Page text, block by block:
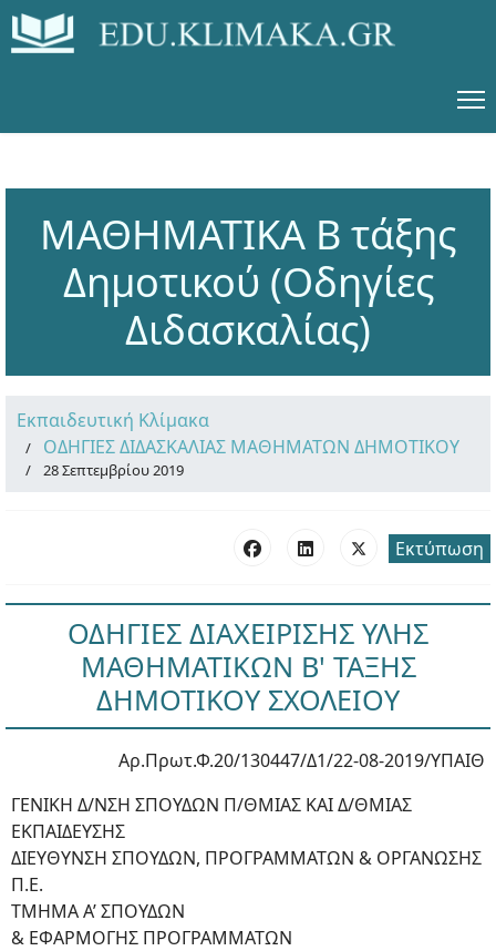
ΜΑΘΗΜΑΤΙΚΑ Β τάξης
Δημοτικού (Οδηγίες
Διδασκαλίας)
Εκπαιδευτική Κλίμακα
ΟΔΗΓΙΕΣ ΔΙΔΑΣΚΑΛΙΑΣ ΜΑΘΗΜΑΤΩΝ ΔΗΜΟΤΙΚΟΥ
28 Σεπτεμβρίου 2019
Εκτύπωση
ΟΔΗΓΙΕΣ ΔΙΑΧΕΙΡΙΣΗΣ ΥΛΗΣ
ΜΑΘΗΜΑΤΙΚΩΝ Β' ΤΑΞΗΣ
ΔΗΜΟΤΙΚΟΥ ΣΧΟΛΕΙΟΥ
Αρ.Πρωτ.Φ.20/130447/Δ1/22-08-2019/ΥΠΑΙΘ
ΓΕΝΙΚΗ Δ/ΝΣΗ ΣΠΟΥΔΩΝ Π/ΘΜΙΑΣ ΚΑΙ Δ/ΘΜΙΑΣ
ΕΚΠΑΙΔΕΥΣΗΣ
ΔΙΕΥΘΥΝΣΗ ΣΠΟΥΔΩΝ, ΠΡΟΓΡΑΜΜΑΤΩΝ & ΟΡΓΑΝΩΣΗΣ
Π.Ε.
ΤΜΗΜΑ Α’ ΣΠΟΥΔΩΝ
& ΕΦΑΡΜΟΓΗΣ ΠΡΟΓΡΑΜΜΑΤΩΝ